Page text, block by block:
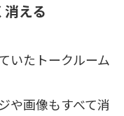
える
いたトークルーム
や画像もすべて消